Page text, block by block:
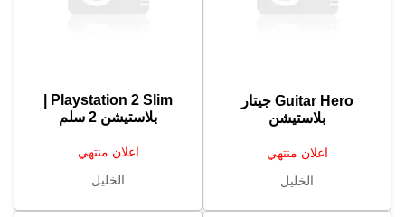
Guitar Hero جيتار
بلاستيشن
اعلان منتهي
الخليل
بلاستيشن 2 سلم
اعلان منتهي
الخليل